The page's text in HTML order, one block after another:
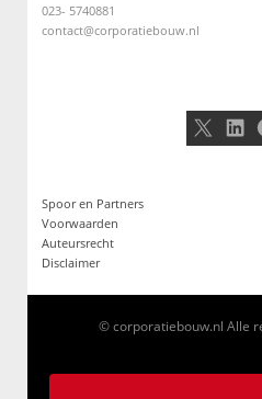
023- 5740881
contact@corporatiebouw.nl
X
Spoor en Partners
Voorwaarden
Auteursrecht
Disclaimer
© corporatiebouw.nl Alle